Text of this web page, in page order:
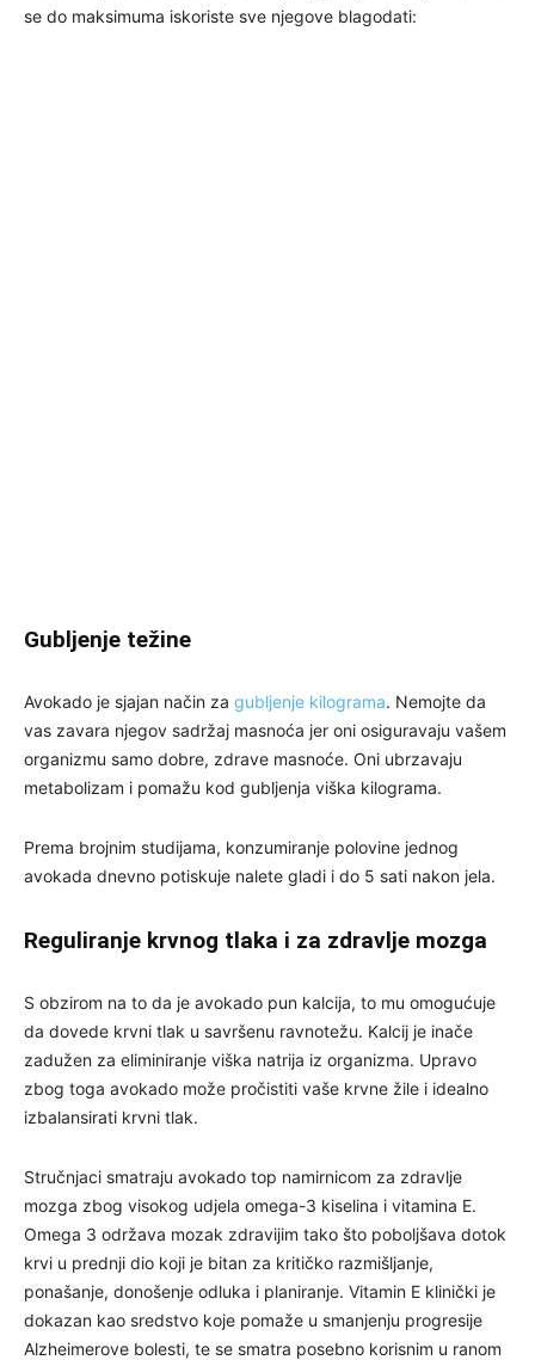
se do maksimuma iskoriste sve njegove blagodati:
Gubljenje težine
Avokado je sjajan način za gubljenje kilograma. Nemojte da
vas zavara njegov sadržaj masnoća jer oni osiguravaju vašem
organizmu samo dobre, zdrave masnoće. Oni ubrzavaju
metabolizam i pomažu kod gubljenja viška kilograma.
Prema brojnim studijama, konzumiranje polovine jednog
avokada dnevno potiskuje nalete gladi i do 5 sati nakon jela.
Reguliranje krvnog tlaka i za zdravlje mozga
S obzirom na to da je avokado pun kalcija, to mu omogućuje
da dovede krvni tlak u savršenu ravnotežu. Kalcij je inače
zadužen za eliminiranje viška natrija iz organizma. Upravo
zbog toga avokado može pročistiti vaše krvne žile i idealno
izbalansirati krvni tlak.
Stručnjaci smatraju avokado top namirnicom za zdravlje
mozga zbog visokog udjela omega-3 kiselina i vitamina E.
Omega 3 održava mozak zdravijim tako što poboljšava dotok
krvi u prednji dio koji je bitan za kritičko razmišljanje,
ponašanje, donošenje odluka i planiranje. Vitamin E klinički je
dokazan kao sredstvo koje pomaže u smanjenju progresije
Alzheimerove bolesti, te se smatra posebno korisnim u ranom